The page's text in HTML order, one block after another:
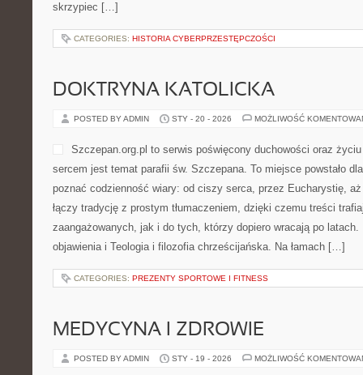
skrzypiec […]
CATEGORIES: HISTORIA CYBERPRZESTĘPCZOŚCI
DOKTRYNA KATOLICKA
POSTED BY ADMIN STY - 20 - 2026 MOŻLIWOŚĆ
Szczepan.org.pl to serwis poświęcony duchowości oraz
sercem jest temat parafii św. Szczepana. To miejsce powstało
poznać codzienność wiary: od ciszy serca, przez Eucharystię,
łączy tradycję z prostym tłumaczeniem, dzięki czemu treści
zaangażowanych, jak i do tych, którzy dopiero wracają po
objawienia i Teologia i filozofia chrześcijańska. Na łamach […]
CATEGORIES: PREZENTY SPORTOWE I FITNESS
MEDYCYNA I ZDROWIE
POSTED BY ADMIN STY - 19 - 2026 MOŻLIWOŚĆ